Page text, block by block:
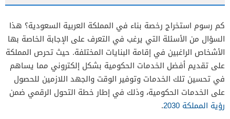
كم رسوم استخراج رخصة بناء في المملكة العربية السعودية؟ هذا
السؤال من الأسئلة التي يرغب في التعرف على الإجابة الخاصة بها
الأشخاص الراغبين في إقامة البنايات المختلفة. حيث تحرص المملكة
على تقديم أفضل الخدمات الحكومية بشكل إلكتروني مما يساهم
في تحسين تلك الخدمات وتوفير الوقت والجهد اللازمين للحصول
على الخدمات الحكومية، وذلك في إطار خطة التحول الرقمي ضمن
رؤية المملكة 2030
.